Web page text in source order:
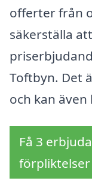
offerter från
säkerställa
Toftbyn. Det
och kan
Få 3
förpliktelser